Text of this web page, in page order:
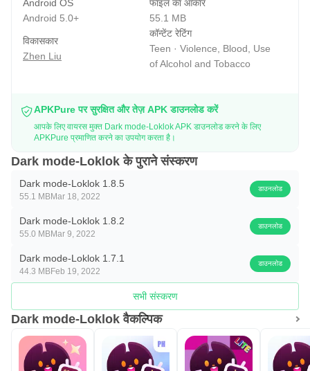
Android OS
Android 5.0+
फाइल का आकार
55.1 MB
विकासकार
Zhen Liu
कॉन्टेंट रेटिंग
Teen · Violence, Blood, Use
of Alcohol and Tobacco
APKPure पर सुरक्षित और तेज़ APK डाउनलोड करें
आपके लिए वायरस मुक्त Dark mode-Loklok APK डाउनलोड करने के लिए
APKPure प्रमाणित करने का उपयोग करता है।
Dark mode-Loklok के पुराने संस्करण
Dark mode-Loklok 1.8.5
55.1 MBMar 18, 2022
डाउनलोड
Dark mode-Loklok 1.8.2
55.0 MBMar 9, 2022
डाउनलोड
Dark mode-Loklok 1.7.1
44.3 MBFeb 19, 2022
डाउनलोड
सभी संस्करण
Dark mode-Loklok वैकल्पिक